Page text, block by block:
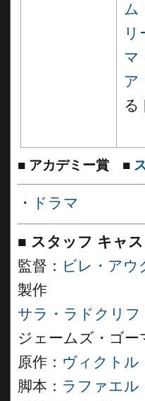
ム
リ
マ
ア
る
■ アカデミー賞 ■
・ ドラマ
■ スタッフ キャ
監督： ビレ・アウ
製作
サラ・ラドクリフ
ジェームズ・ゴー
原作： ヴィクトル
脚本： ラファエル